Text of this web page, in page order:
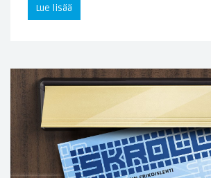
Lue lisää